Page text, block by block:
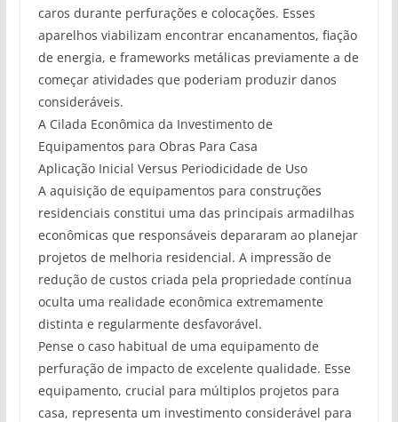
caros durante perfurações e colocações. Esses
aparelhos viabilizam encontrar encanamentos, fiação
de energia, e frameworks metálicas previamente a de
começar atividades que poderiam produzir danos
consideráveis.
A Cilada Econômica da Investimento de
Equipamentos para Obras Para Casa
Aplicação Inicial Versus Periodicidade de Uso
A aquisição de equipamentos para construções
residenciais constitui uma das principais armadilhas
econômicas que responsáveis depararam ao planejar
projetos de melhoria residencial. A impressão de
redução de custos criada pela propriedade contínua
oculta uma realidade econômica extremamente
distinta e regularmente desfavorável.
Pense o caso habitual de uma equipamento de
perfuração de impacto de excelente qualidade. Esse
equipamento, crucial para múltiplos projetos para
casa, representa um investimento considerável para